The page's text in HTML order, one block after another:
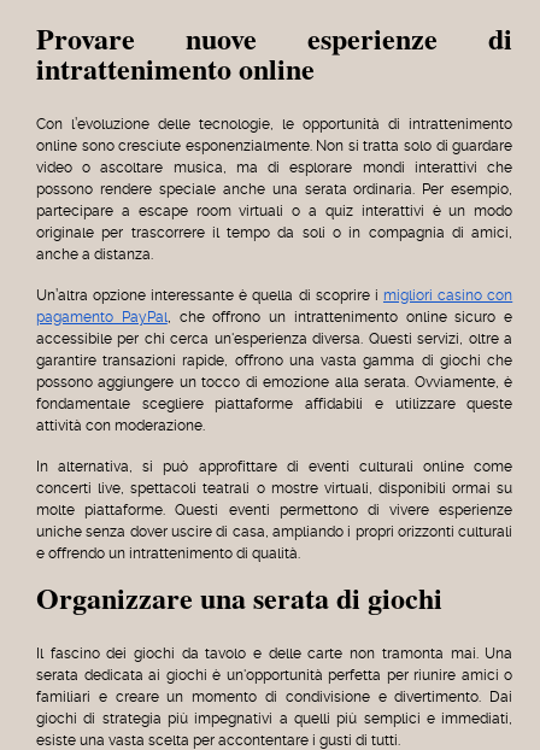
Provare nuove esperienze di
intrattenimento online
Con l’evoluzione delle tecnologie, le opportunità di intrattenimento
online sono cresciute esponenzialmente. Non si tratta solo di guardare
video o ascoltare musica, ma di esplorare mondi interattivi che
possono rendere speciale anche una serata ordinaria. Per esempio,
partecipare a escape room virtuali o a quiz interattivi è un modo
originale per trascorrere il tempo da soli o in compagnia di amici,
anche a distanza.
Un’altra opzione interessante è quella di scoprire i migliori casino con
pagamento PayPal, che offrono un intrattenimento online sicuro e
accessibile per chi cerca un'esperienza diversa. Questi servizi, oltre a
garantire transazioni rapide, offrono una vasta gamma di giochi che
possono aggiungere un tocco di emozione alla serata. Ovviamente, è
fondamentale scegliere piattaforme affidabili e utilizzare queste
attività con moderazione.
In alternativa, si può approfittare di eventi culturali online come
concerti live, spettacoli teatrali o mostre virtuali, disponibili ormai su
molte piattaforme. Questi eventi permettono di vivere esperienze
uniche senza dover uscire di casa, ampliando i propri orizzonti culturali
e offrendo un intrattenimento di qualità.
Organizzare una serata di giochi
Il fascino dei giochi da tavolo e delle carte non tramonta mai. Una
serata dedicata ai giochi è un'opportunità perfetta per riunire amici o
familiari e creare un momento di condivisione e divertimento. Dai
giochi di strategia più impegnativi a quelli più semplici e immediati,
esiste una vasta scelta per accontentare i gusti di tutti.